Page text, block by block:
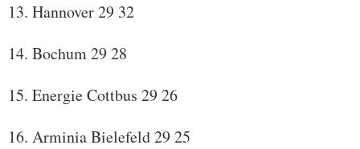
13. Hannover 29 32
14. Bochum 29 28
15. Energie Cottbus 29 26
16. Arminia Bielefeld 29 25